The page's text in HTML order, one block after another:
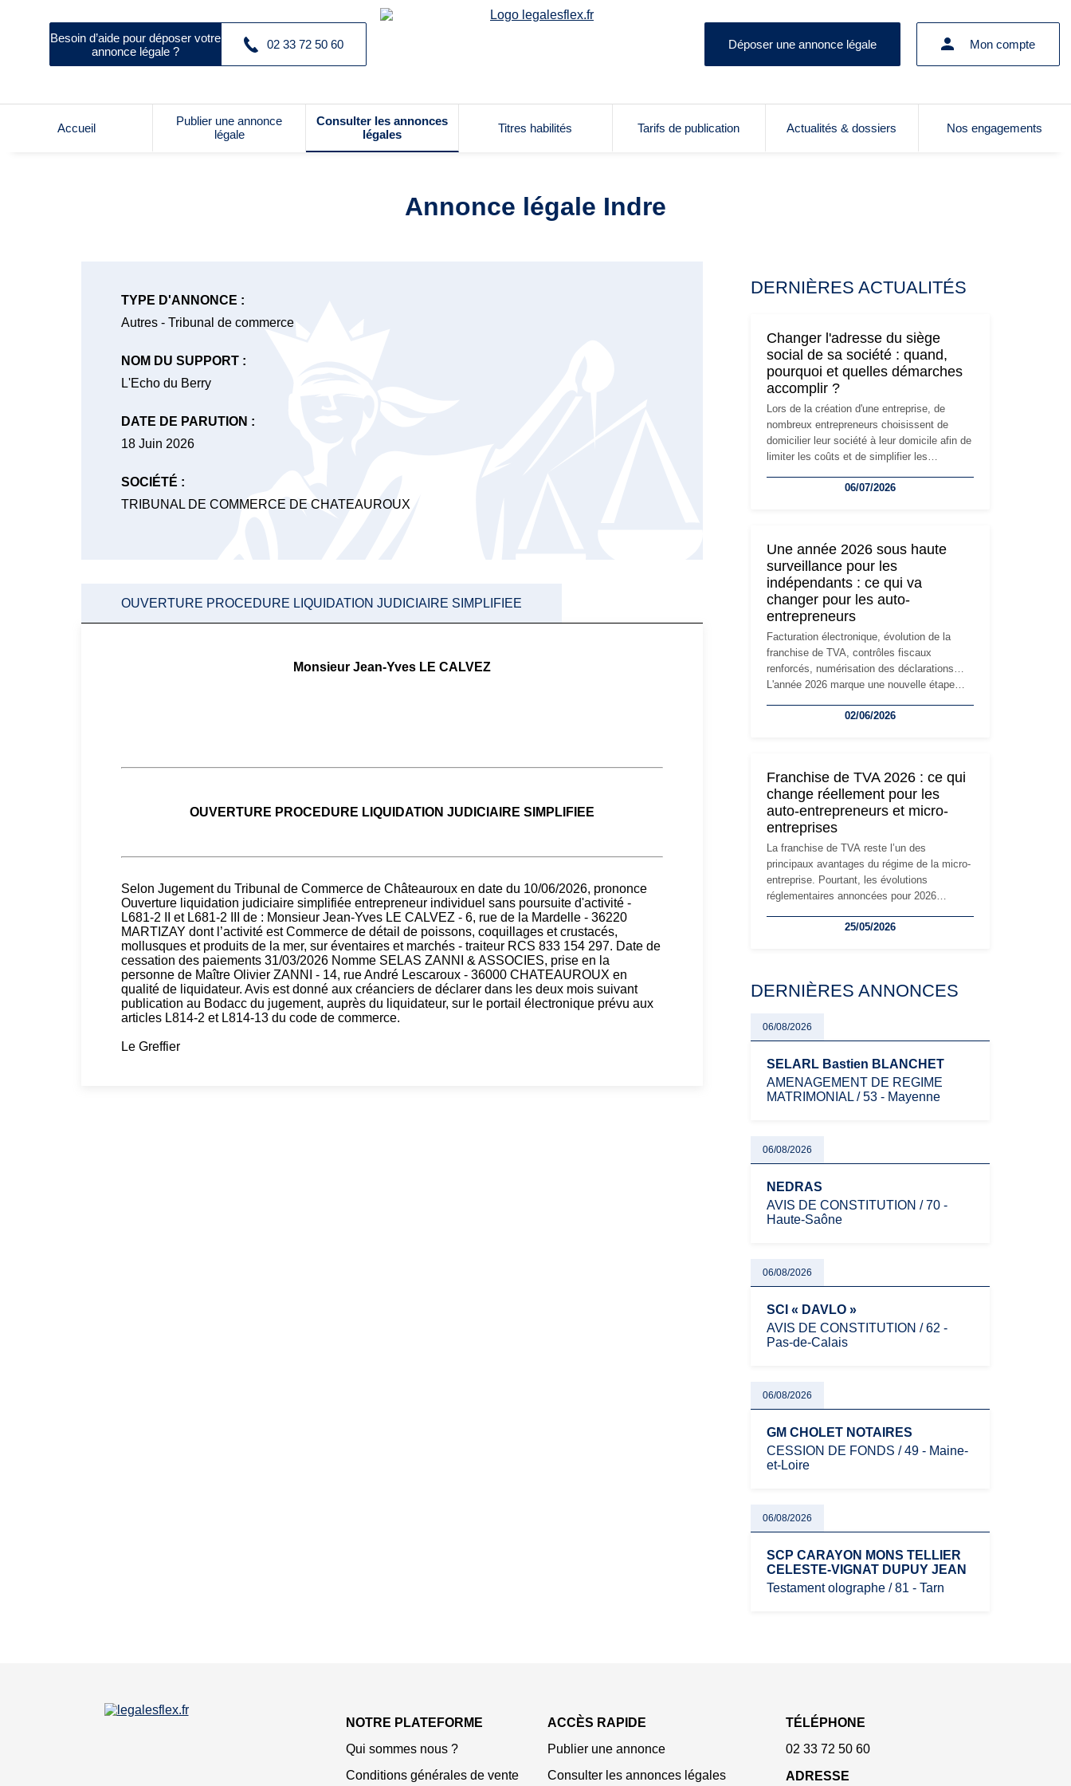
Besoin d’aide pour déposer votre
annonce légale ?
02 33 72 50 60 Déposer une annonce légale Mon compte
Accueil
Publier une annonce
légale
Consulter les annonces
légales
Titres habilités Tarifs de publication Actualités & dossiers Nos engagements
Annonce légale Indre
TYPE D'ANNONCE :
Autres - Tribunal de commerce
NOM DU SUPPORT :
L'Echo du Berry
DATE DE PARUTION :
18 Juin 2026
SOCIÉTÉ :
TRIBUNAL DE COMMERCE DE CHATEAUROUX
OUVERTURE PROCEDURE LIQUIDATION JUDICIAIRE SIMPLIFIEE
Monsieur Jean-Yves LE CALVEZ
OUVERTURE PROCEDURE LIQUIDATION JUDICIAIRE SIMPLIFIEE
Selon Jugement du Tribunal de Commerce de Châteauroux en date du 10/06/2026, prononce
Ouverture liquidation judiciaire simplifiée entrepreneur individuel sans poursuite d'activité -
L681-2 II et L681-2 III de : Monsieur Jean-Yves LE CALVEZ - 6, rue de la Mardelle - 36220
MARTIZAY dont l’activité est Commerce de détail de poissons, coquillages et crustacés,
mollusques et produits de la mer, sur éventaires et marchés - traiteur RCS 833 154 297. Date de
cessation des paiements 31/03/2026 Nomme SELAS ZANNI & ASSOCIES, prise en la
personne de Maître Olivier ZANNI - 14, rue André Lescaroux - 36000 CHATEAUROUX en
qualité de liquidateur. Avis est donné aux créanciers de déclarer dans les deux mois suivant
publication au Bodacc du jugement, auprès du liquidateur, sur le portail électronique prévu aux
articles L814-2 et L814-13 du code de commerce.
Le Greffier
DERNIÈRES ACTUALITÉS
Changer l'adresse du siège
social de sa société : quand,
pourquoi et quelles démarches
accomplir ?
Lors de la création d'une entreprise, de
nombreux entrepreneurs choisissent de
domicilier leur société à leur domicile afin de
limiter les coûts et de simplifier les
l'activité, cette solution peut rapidement
siège social répond souvent à une nouvelle
étape de la vie de l'entreprise et implique
plusieurs formalités obligatoires.
06/07/2026
Une année 2026 sous haute
surveillance pour les
indépendants : ce qui va
changer pour les auto-
entrepreneurs
Facturation électronique, évolution de la
franchise de TVA, contrôles fiscaux
renforcés, numérisation des déclarations…
L'année 2026 marque une nouvelle étape
travailleurs indépendants. Si le régime de la
réglementaire plus exigeant. Décryptage des
principaux changements et des précautions
à prendre pour éviter les mauvaises
surprises.
02/06/2026
Franchise de TVA 2026 : ce qui
change réellement pour les
auto-entrepreneurs et micro-
entreprises
La franchise de TVA reste l’un des
principaux avantages du régime de la micro-
entreprise. Pourtant, les évolutions
réglementaires annoncées pour 2026
les auto-entrepreneurs, artisans et
évoluent dans un contexte de contrôle
oblige les indépendants à rester
particulièrement vigilants.
25/05/2026
DERNIÈRES ANNONCES
06/08/2026
SELARL Bastien BLANCHET
AMENAGEMENT DE REGIME
MATRIMONIAL / 53 - Mayenne
06/08/2026
NEDRAS
AVIS DE CONSTITUTION / 70 -
Haute-Saône
06/08/2026
SCI « DAVLO »
AVIS DE CONSTITUTION / 62 -
Pas-de-Calais
06/08/2026
GM CHOLET NOTAIRES
CESSION DE FONDS / 49 - Maine-
et-Loire
06/08/2026
SCP CARAYON MONS TELLIER
CELESTE-VIGNAT DUPUY JEAN
Testament olographe / 81 - Tarn
NOTRE PLATEFORME
Qui sommes nous ?
Conditions générales de vente
ACCÈS RAPIDE
Publier une annonce
Consulter les annonces légales
TÉLÉPHONE
02 33 72 50 60
ADRESSE